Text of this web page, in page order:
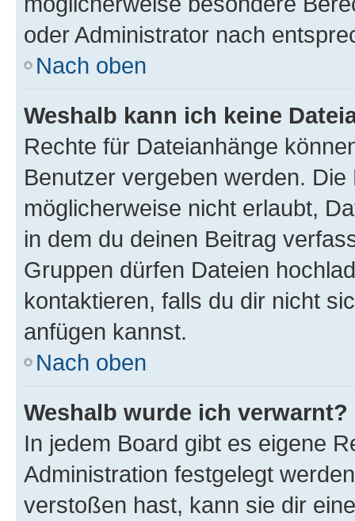
oder Administrator nach
Nach oben
Weshalb kann ich keine
Rechte für Dateianhänge
Benutzer vergeben werden.
möglicherweise nicht erlaubt,
in dem du deinen Beitrag
Gruppen dürfen Dateien
kontaktieren, falls du dir nicht
anfügen kannst.
Nach oben
Weshalb wurde ich verwarnt?
In jedem Board gibt es eigene
Administration festgelegt
verstoßen hast, kann sie dir